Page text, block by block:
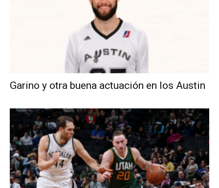
Garino y otra buena actuación en los Austin